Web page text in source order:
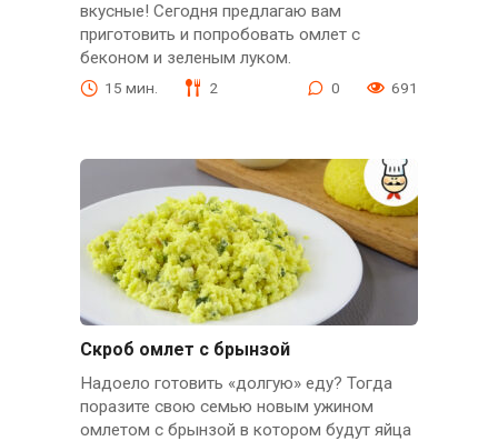
вкусные! Сегодня предлагаю вам
приготовить и попробовать омлет с
беконом и зеленым луком.
15 мин. 2 0 691
Скроб омлет с брынзой
Надоело готовить «долгую» еду? Тогда
поразите свою семью новым ужином
омлетом с брынзой в котором будут яйца